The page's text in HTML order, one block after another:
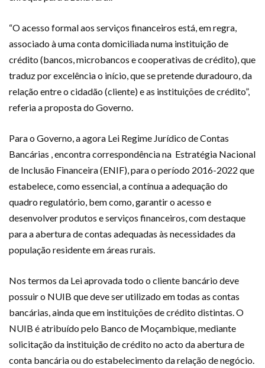
“O acesso formal aos serviços financeiros está, em regra,
associado à uma conta domiciliada numa instituição de
crédito (bancos, microbancos e cooperativas de crédito), que
traduz por excelência o início, que se pretende duradouro, da
relação entre o cidadão (cliente) e as instituições de crédito”,
referia a proposta do Governo.
Para o Governo, a agora Lei Regime Jurídico de Contas
Bancárias , encontra correspondência na Estratégia Nacional
de Inclusão Financeira (ENIF), para o período 2016-2022 que
estabelece, como essencial, a contínua a adequação do
quadro regulatório, bem como, garantir o acesso e
desenvolver produtos e serviços financeiros, com destaque
para a abertura de contas adequadas às necessidades da
população residente em áreas rurais.
Nos termos da Lei aprovada todo o cliente bancário deve
possuir o NUIB que deve ser utilizado em todas as contas
bancárias, ainda que em instituições de crédito distintas. O
NUIB é atribuído pelo Banco de Moçambique, mediante
solicitação da instituição de crédito no acto da abertura de
conta bancária ou do estabelecimento da relação de negócio.